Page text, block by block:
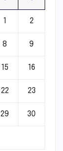
1 2
8 9
15 16
22 23
29 30